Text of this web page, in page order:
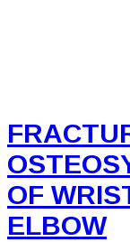
OF
ELBOW